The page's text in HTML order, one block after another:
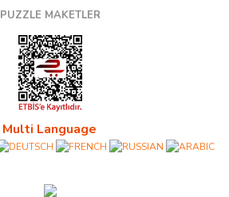
PUZZLE MAKETLER
Multi Language